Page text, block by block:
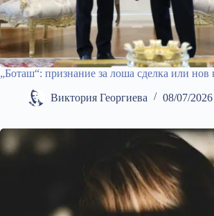
„Боташ“: признание за лоша сделка или нов
Виктория Георгиева 08/07/2026